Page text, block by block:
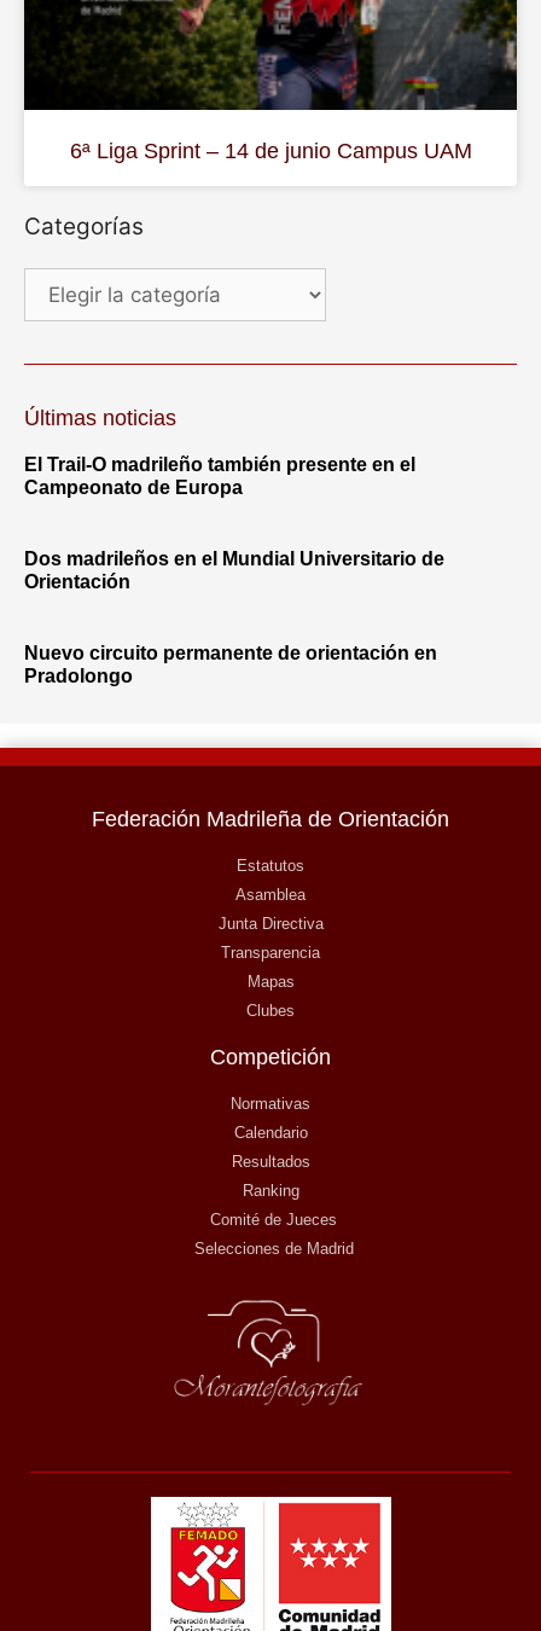
6ª Liga Sprint – 14 de junio Campus UAM
Categorías
Últimas noticias
El Trail-O madrileño también presente en el
Campeonato de Europa
Dos madrileños en el Mundial Universitario de
Orientación
Nuevo circuito permanente de orientación en
Pradolongo
Federación Madrileña de Orientación
Estatutos
Asamblea
Junta Directiva
Transparencia
Mapas
Clubes
Competición
Normativas
Calendario
Resultados
Ranking
Comité de Jueces
Selecciones de Madrid